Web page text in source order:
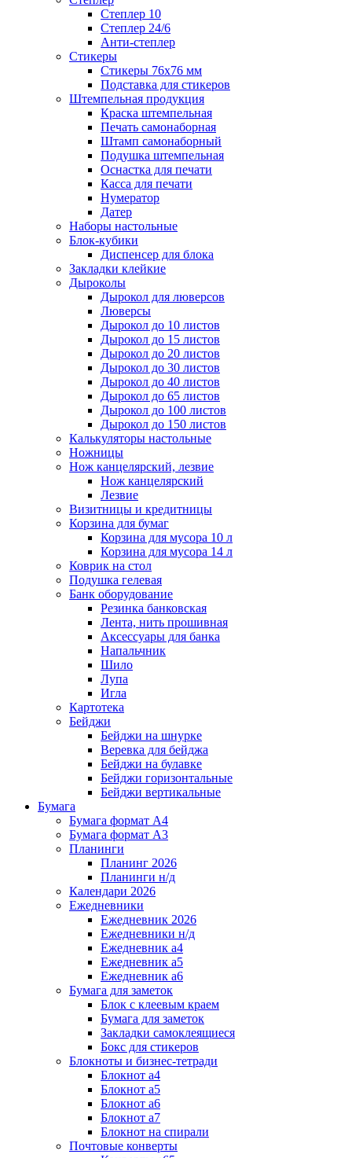
Степлер 10
Степлер 24/6
Анти-степлер
Стикеры
Стикеры 76x76 мм
Подставка для стикеров
Штемпельная продукция
Краска штемпельная
Печать самонаборная
Штамп самонаборный
Подушка штемпельная
Оснастка для печати
Касса для печати
Нумератор
Датер
Наборы настольные
Блок-кубики
Диспенсер для блока
Закладки клейкие
Дыроколы
Дырокол для люверсов
Люверсы
Дырокол до 10 листов
Дырокол до 15 листов
Дырокол до 20 листов
Дырокол до 30 листов
Дырокол до 40 листов
Дырокол до 65 листов
Дырокол до 100 листов
Дырокол до 150 листов
Калькуляторы настольные
Ножницы
Нож канцелярский, лезвие
Нож канцелярский
Лезвие
Визитницы и кредитницы
Корзина для бумаг
Корзина для мусора 10 л
Корзина для мусора 14 л
Коврик на стол
Подушка гелевая
Банк оборудование
Резинка банковская
Лента, нить прошивная
Аксессуары для банка
Напальчник
Шило
Лупа
Игла
Картотека
Бейджи
Бейджи на шнурке
Веревка для бейджа
Бейджи на булавке
Бейджи горизонтальные
Бейджи вертикальные
Бумага
Бумага формат А4
Бумага формат А3
Планинги
Планинг 2026
Планинги н/д
Календари 2026
Ежедневники
Ежедневник 2026
Ежедневники н/д
Ежедневник а4
Ежедневник а5
Ежедневник а6
Бумага для заметок
Блок с клеевым краем
Бумага для заметок
Закладки самоклеящиеся
Бокс для стикеров
Блокноты и бизнес-тетради
Блокнот а4
Блокнот а5
Блокнот а6
Блокнот а7
Блокнот на спирали
Почтовые конверты